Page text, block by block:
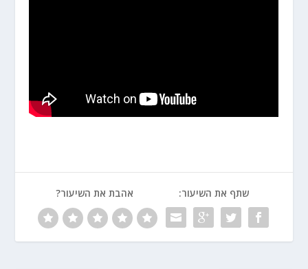
שתף את השיעור: אהבת את השיעור?